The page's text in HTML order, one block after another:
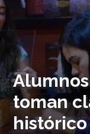
toman